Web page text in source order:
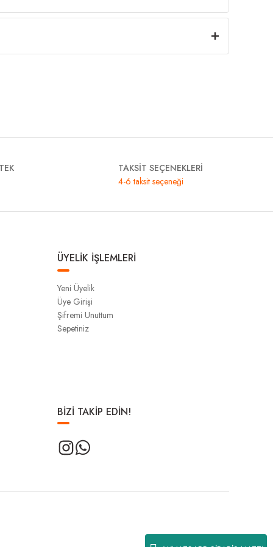
TAKSİT SEÇENEKLERİ
4-6 taksit seçeneği
ÜYELİK İŞLEMLERİ
Yeni Üyelik
Üye Girişi
Şifremi Unuttum
Sepetiniz
BİZİ TAKİP EDİN!